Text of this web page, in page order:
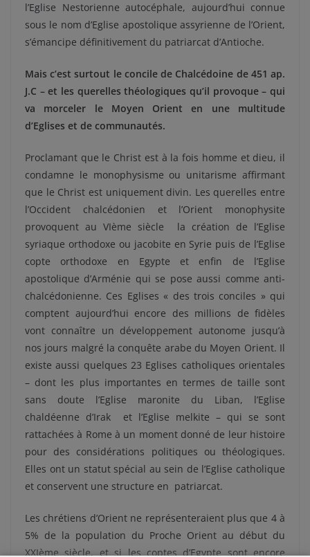
l’Eglise Nestorienne autocéphale, aujourd’hui connue
sous le nom d’Eglise apostolique assyrienne de l’Orient,
s’émancipe définitivement du patriarcat d’Antioche.
Mais c’est surtout le concile de Chalcédoine de 451 ap.
J.C – et les querelles théologiques qu’il provoque – qui
va morceler le Moyen Orient en une multitude
d’Eglises et de communautés.
Proclamant que le Christ est à la fois homme et dieu, il
condamne le monophysisme ou unitarisme affirmant
que le Christ est uniquement divin. Les querelles entre
l’Occident chalcédonien et l’Orient monophysite
provoquent au VIème siècle la création de l’Eglise
syriaque orthodoxe ou jacobite en Syrie puis de l’Eglise
copte orthodoxe en Egypte et enfin de l’Eglise
apostolique d’Arménie qui se pose aussi comme anti-
chalcédonienne. Ces Eglises « des trois conciles » qui
comptent aujourd’hui encore des millions de fidèles
vont connaître un développement autonome jusqu’à
nos jours malgré la conquête arabe du Moyen Orient. Il
existe aussi quelques 23 Eglises catholiques orientales
– dont les plus importantes en termes de taille sont
sans doute l’Eglise maronite du Liban, l’Eglise
chaldéenne d’Irak et l’Eglise melkite – qui se sont
rattachées à Rome à un moment donné de leur histoire
pour des considérations politiques ou théologiques.
Elles ont un statut spécial au sein de l’Eglise catholique
et conservent une structure en patriarcat.
Les chrétiens d’Orient ne représenteraient plus que 4 à
5% de la population du Proche Orient au début du
XXIème siècle, et si les coptes d’Egypte sont encore